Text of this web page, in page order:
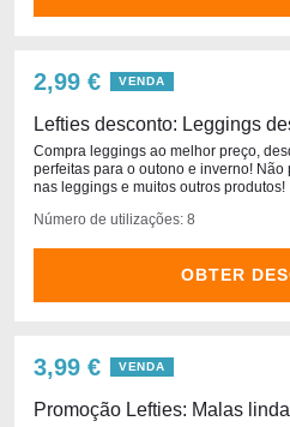
2,99 € VENDA
Lefties desconto: Leggings
Compra leggings ao melhor preço,
perfeitas para o outono e inverno!
nas leggings e muitos outros produtos!
Número de utilizações: 8
OBTER
3,99 € VENDA
Promoção Lefties: Malas